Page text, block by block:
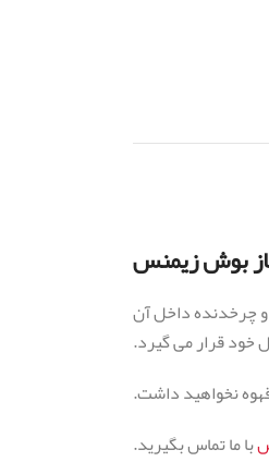
بوش زیمنس
و چرخدنده داخل آن
قرار می گیرد.
نخواهید داشت.
با ما تماس بگیرید.